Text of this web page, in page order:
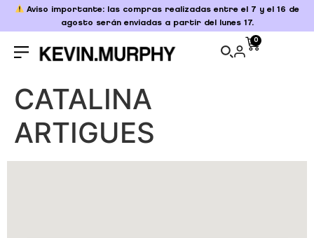
Aviso importante: las compras realizadas entre el 7 y el 16 de
agosto serán enviadas a partir del lunes 17.
0
CATALINA
ARTIGUES